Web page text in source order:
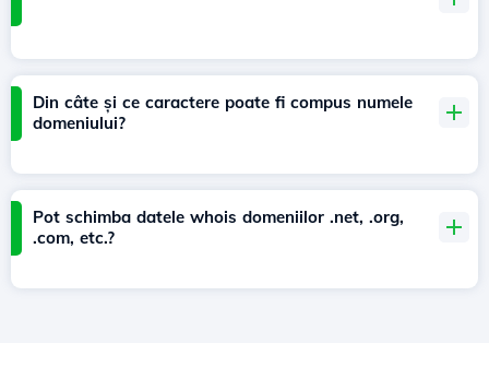
Din câte și ce caractere poate fi compus numele
domeniului?
Pot schimba datele whois domeniilor .net, .org,
.com, etc.?